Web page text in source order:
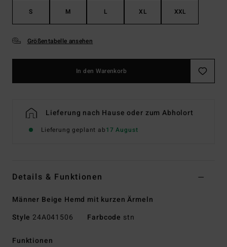
S M L XL XXL
Größentabelle ansehen
In den Warenkorb
Lieferung nach Hause oder zum Abholort
Lieferung geplant ab17 August
Details & Funktionen
Männer Beige Hemd mit kurzen Ärmeln
Style 24A041506 Farbcode stn
Funktionen